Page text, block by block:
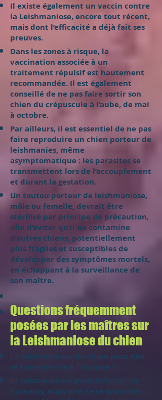
Il existe également un vaccin contre
la Leishmaniose, encore tout récent,
mais dont l’efficacité a déjà fait ses
preuves.
Dans les zones à risque, la
vaccination associée à un
traitement répulsif est hautement
recommandée. Il est également
conseillé de ne pas faire sortir son
chien du crépuscule à l’aube, de mai
à octobre.
Par ailleurs, il est essentiel de ne pas
faire reproduire un chien porteur de
leishmanies, même
asymptomatique : les parasites se
transmettent lors de l’accouplement
et durant la gestation.
Un toutou porteur de leishmaniose,
mâle ou femelle, devrait être
stérilisé par principe de précaution,
afin d’éviter qu’il ne contamine
d’autres chiens, potentiellement
plus fragiles et susceptibles de
développer des symptômes mortels,
en échappant à la surveillance de
son maître.
Questions fréquemment
posées par les maîtres sur
la Leishmaniose du chien
La Leishmaniose du chien peut elle
se transmettre à l’homme ?